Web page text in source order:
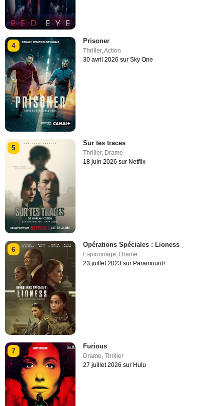
4
Prisoner
Thriller,Action
30 avril 2026 sur Sky One
5
Sur tes traces
Thriller, Drame
18 juin 2026 sur Netflix
6
Opérations Spéciales : Lioness
Espionnage, Drame
23 juillet 2023 sur Paramount+
7
Furious
Drame,Thriller
27 juillet 2026 sur Hulu